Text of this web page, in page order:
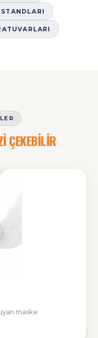
ÇEKEBİLİR
maske.